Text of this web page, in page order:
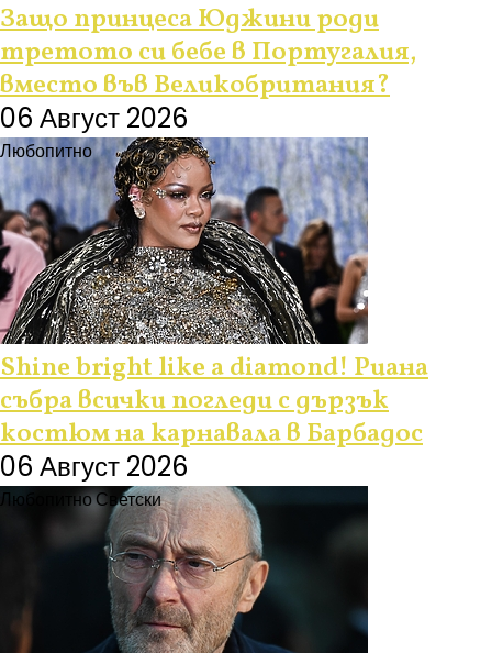
Защо принцеса Юджини роди
третото си бебе в Португалия,
вместо във Великобритания?
06 Август 2026
Любопитно
Shine bright like a diamond! Риана
събра всички погледи с дързък
костюм на карнавала в Барбадос
06 Август 2026
ЛюбопитноСветски